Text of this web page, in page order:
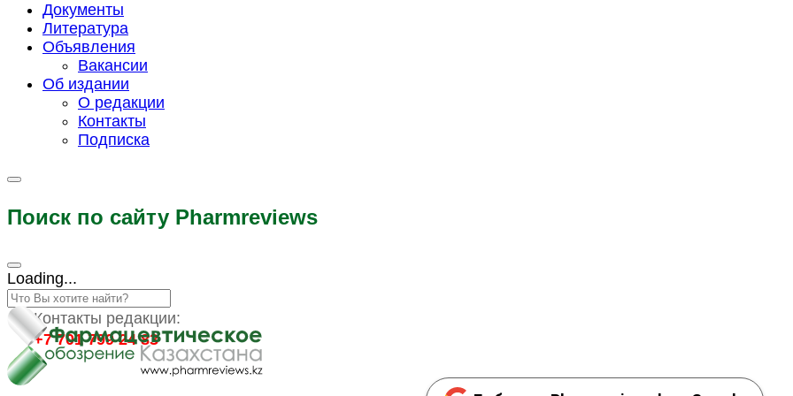
Документы
Литература
Объявления
Вакансии
Об издании
О редакции
Контакты
Подписка
Поиск по сайту Pharmreviews
Loading...
Контакты редакции:
+7 701 799 24 83